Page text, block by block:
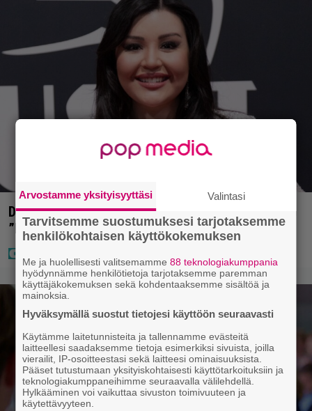
Diandra julkaisi upeita kuvia Helsingistä –
”Puitteet kohdillaan”
Arvostamme yksityisyyttäsi Valintasi
Tarvitsemme suostumuksesi tarjotaksemme
henkilökohtaisen käyttökokemuksen
Me ja huolellisesti valitsemamme88 teknologiakumppania
hyödynnämme henkilötietoja tarjotaksemme paremman
käyttäjäkokemuksen sekä kohdentaaksemme sisältöä ja
mainoksia.
Hyväksymällä suostut tietojesi käyttöön seuraavasti
Käytämme laitetunnisteita ja tallennamme evästeitä
laitteellesi saadaksemme tietoja esimerkiksi sivuista, joilla
vierailit, IP-osoitteestasi sekä laitteesi ominaisuuksista.
Pääset tutustumaan yksityiskohtaisesti käyttötarkoituksiin ja
teknologiakumppaneihimme seuraavalla välilehdellä.
Hylkääminen voi vaikuttaa sivuston toimivuuteen ja
käytettävyyteen.